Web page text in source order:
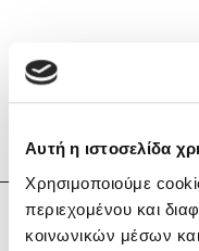
Αυτή η ιστοσελίδα
Χρησιμοποιούμε
περιεχομένου και
κοινωνικών μέσων
Ένας
Πάνω,
Λευτέρης